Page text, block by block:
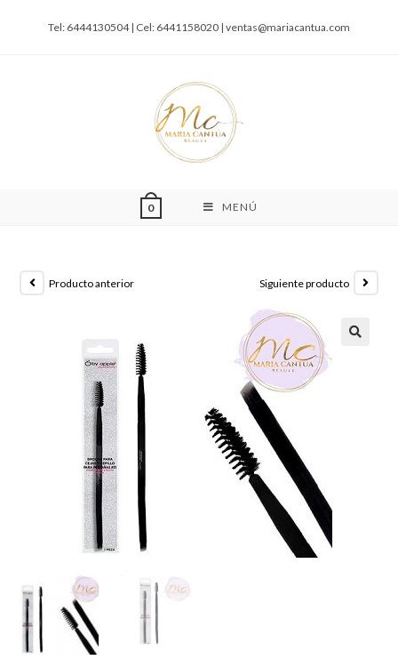
Tel: 6444130504 | Cel: 6441158020 | ventas@mariacantua.com
0 MENÚ
Producto anterior Siguiente producto